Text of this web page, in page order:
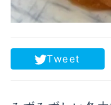
Tweet